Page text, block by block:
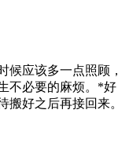
候应该多一点照顾，
不必要的麻烦。*好
搬好之后再接回来。